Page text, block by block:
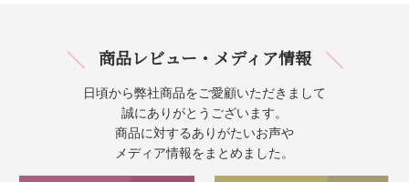
商品レビュー・メディア情報
日頃から弊社商品をご愛顧いただきまして
誠にありがとうございます。
商品に対するありがたいお声や
メディア情報をまとめました。